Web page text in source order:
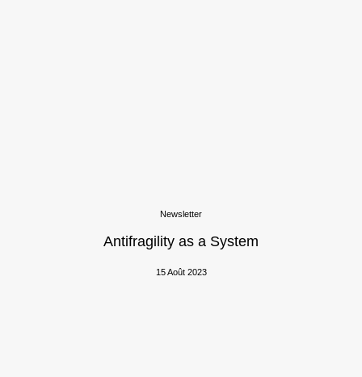
Newsletter
Antifragility as a System
15 Août 2023